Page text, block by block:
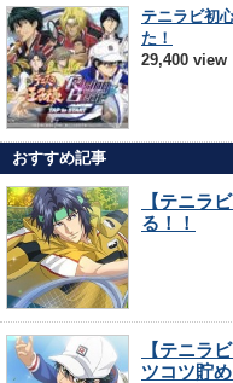
テニラビ初
た！
29,400 view
おすすめ記事
【テニラ
る！！
【テニラ
ツコツ貯